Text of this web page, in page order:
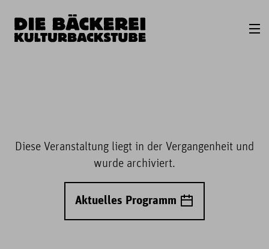
Diese Veranstaltung liegt in der Vergangenheit und
wurde archiviert.
Aktuelles Programm